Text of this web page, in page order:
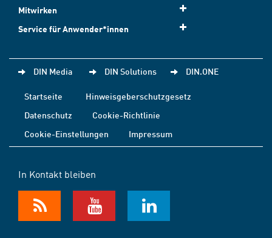
Mitwirken
Service für Anwender*innen
DIN Media DIN Solutions DIN.ONE
Startseite
Hinweisgeberschutzgesetz
Datenschutz
Cookie-Richtlinie
Cookie-Einstellungen
Impressum
In Kontakt bleiben